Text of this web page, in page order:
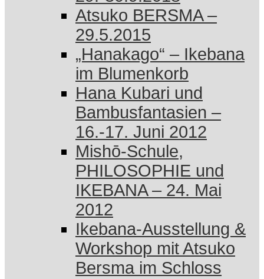
Atsuko BERSMA –
29.5.2015
„Hanakago“ – Ikebana
im Blumenkorb
Hana Kubari und
Bambusfantasien –
16.-17. Juni 2012
Mishō-Schule,
PHILOSOPHIE und
IKEBANA – 24. Mai
2012
Ikebana-Ausstellung &
Workshop mit Atsuko
Bersma im Schloss